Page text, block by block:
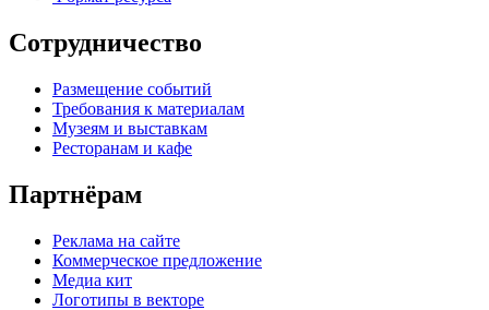
Сотрудничество
Размещение событий
Требования к материалам
Музеям и выставкам
Ресторанам и кафе
Партнёрам
Реклама на сайте
Коммерческое предложение
Медиа кит
Логотипы в векторе